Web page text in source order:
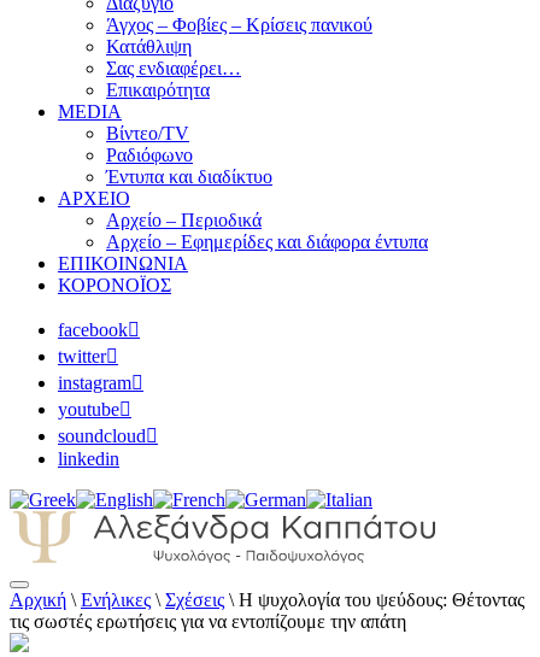
Άγχος – Φοβίες – Κρίσεις πανικού
Κατάθλιψη
Σας ενδιαφέρει…
Επικαιρότητα
MEDIA
Βίντεο/TV
Ραδιόφωνο
Έντυπα και διαδίκτυο
ΑΡΧΕΙΟ
Αρχείο – Περιοδικά
Αρχείο – Εφημερίδες και διάφορα έντυπα
ΕΠΙΚΟΙΝΩΝΙΑ
ΚΟΡΟΝΟΪΟΣ
facebook
twitter
instagram
youtube
soundcloud
linkedin
Αλεξάνδρα Καππάτου Ψυχολόγος –
Παιδοψυχολόγος
Αρχική \ Ενήλικες \ Σχέσεις \ Η ψυχολογία του ψεύδους: Θέτοντας
τις σωστές ερωτήσεις για να εντοπίζουμε την απάτη